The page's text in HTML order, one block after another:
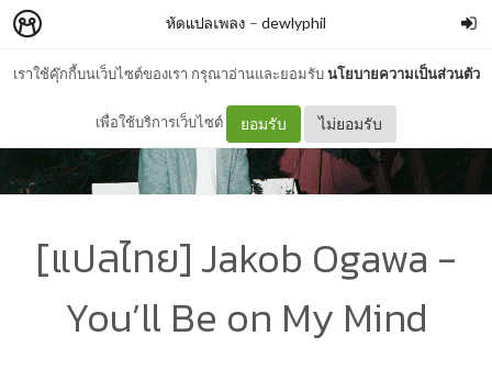
เราใช้คุ๊กกี้บนเว็บไซต์ของเรา กรุณาอ่านและยอมรับนโยบายความเป็นส่วนตัว
เพื่อใช้บริการเว็บไซต์ ยอมรับ ไม่ยอมรับ
หัดแปลเพลง – dewlyphil
[แปลไทย] Jakob Ogawa -
You’ll Be on My Mind